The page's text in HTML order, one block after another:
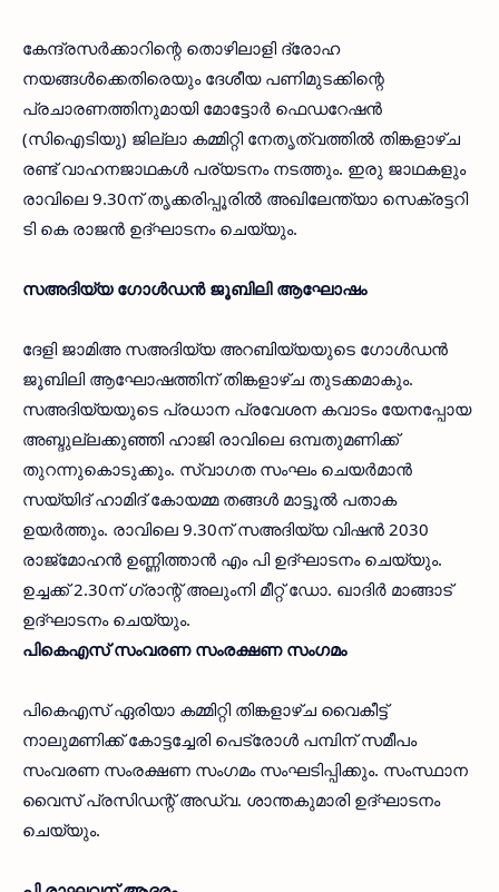
കേന്ദ്രസര്‍ക്കാറിന്റെ തൊഴിലാളി ദ്രോഹ
നയങ്ങള്‍ക്കെതിരെയും ദേശീയ പണിമുടക്കിന്റെ
പ്രചാരണത്തിനുമായി മോട്ടോര്‍ ഫെഡറേഷന്‍
(സിഐടിയു) ജില്ലാ കമ്മിറ്റി നേതൃത്വത്തില്‍ തിങ്കളാഴ്ച
രണ്ട് വാഹനജാഥകള്‍ പര്യടനം നടത്തും. ഇരു ജാഥകളും
രാവിലെ 9.30ന് തൃക്കരിപ്പൂരില്‍ അഖിലേന്ത്യാ സെക്രട്ടറി
ടി കെ രാജന്‍ ഉദ്ഘാടനം ചെയ്യും.
സഅദിയ്യ ഗോള്‍ഡന്‍ ജൂബിലി ആഘോഷം
ദേളി ജാമിഅ സഅദിയ്യ അറബിയ്യയുടെ ഗോള്‍ഡന്‍
ജൂബിലി ആഘോഷത്തിന് തിങ്കളാഴ്ച തുടക്കമാകും.
സഅദിയ്യയുടെ പ്രധാന പ്രവേശന കവാടം യേനപ്പോയ
അബ്ദുല്ലക്കുഞ്ഞി ഹാജി രാവിലെ ഒമ്പതുമണിക്ക്
തുറന്നുകൊടുക്കും. സ്വാഗത സംഘം ചെയര്‍മാന്‍
സയ്യിദ് ഹാമിദ് കോയമ്മ തങ്ങള്‍ മാട്ടൂല്‍ പതാക
ഉയര്‍ത്തും. രാവിലെ 9.30ന് സഅദിയ്യ വിഷന്‍ 2030
രാജ്‌മോഹന്‍ ഉണ്ണിത്താന്‍ എം പി ഉദ്ഘാടനം ചെയ്യും.
ഉച്ചക്ക് 2.30ന് ഗ്രാന്റ് അലുംനി മീറ്റ് ഡോ. ഖാദിര്‍ മാങ്ങാട്
ഉദ്ഘാടനം ചെയ്യും.
പികെഎസ് സംവരണ സംരക്ഷണ സംഗമം
പികെഎസ് ഏരിയാ കമ്മിറ്റി തിങ്കളാഴ്ച വൈകീട്ട്
നാലുമണിക്ക് കോട്ടച്ചേരി പെട്രോള്‍ പമ്പിന് സമീപം
സംവരണ സംരക്ഷണ സംഗമം സംഘടിപ്പിക്കും. സംസ്ഥാന
വൈസ് പ്രസിഡന്റ് അഡ്വ. ശാന്തകുമാരി ഉദ്ഘാടനം
ചെയ്യും.